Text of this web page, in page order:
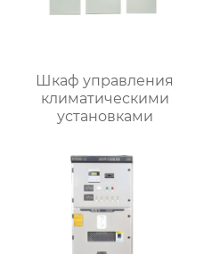
Шкаф управления
климатическими
установками